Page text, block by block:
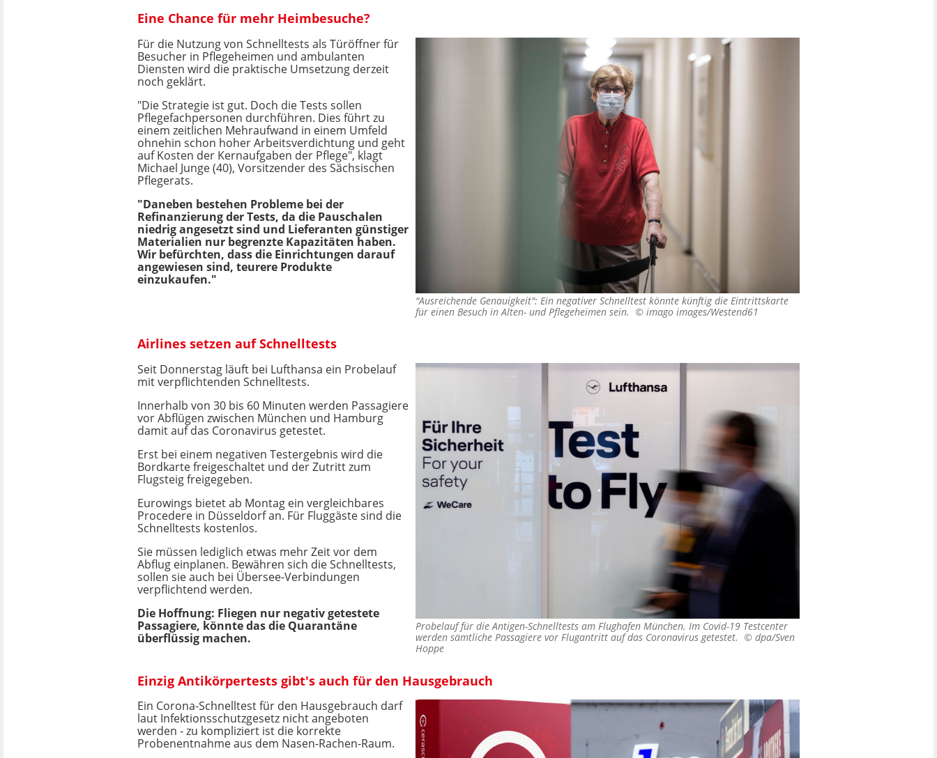
Eine Chance für mehr Heimbesuche?
"Ausreichende Genauigkeit": Ein negativer Schnelltest könnte künftig die Eintrittskarte
für einen Besuch in Alten- und Pflegeheimen sein. © imago images/Westend61
Für die Nutzung von Schnelltests als Türöffner für
Besucher in Pflegeheimen und ambulanten
Diensten wird die praktische Umsetzung derzeit
noch geklärt.
"Die Strategie ist gut. Doch die Tests sollen
Pflegefachpersonen durchführen. Dies führt zu
einem zeitlichen Mehraufwand in einem Umfeld
ohnehin schon hoher Arbeitsverdichtung und geht
auf Kosten der Kernaufgaben der Pflege", klagt
Michael Junge (40), Vorsitzender des Sächsischen
Pflegerats.
"Daneben bestehen Probleme bei der
Refinanzierung der Tests, da die Pauschalen
niedrig angesetzt sind und Lieferanten günstiger
Materialien nur begrenzte Kapazitäten haben.
Wir befürchten, dass die Einrichtungen darauf
angewiesen sind, teurere Produkte
einzukaufen."
Airlines setzen auf Schnelltests
Probelauf für die Antigen-Schnelltests am Flughafen München. Im Covid-19 Testcenter
werden sämtliche Passagiere vor Flugantritt auf das Coronavirus getestet. © dpa/Sven
Hoppe
Seit Donnerstag läuft bei Lufthansa ein Probelauf
mit verpflichtenden Schnelltests.
Innerhalb von 30 bis 60 Minuten werden Passagiere
vor Abflügen zwischen München und Hamburg
damit auf das Coronavirus getestet.
Erst bei einem negativen Testergebnis wird die
Bordkarte freigeschaltet und der Zutritt zum
Flugsteig freigegeben.
Eurowings bietet ab Montag ein vergleichbares
Procedere in Düsseldorf an. Für Fluggäste sind die
Schnelltests kostenlos.
Sie müssen lediglich etwas mehr Zeit vor dem
Abflug einplanen. Bewähren sich die Schnelltests,
sollen sie auch bei Übersee-Verbindungen
verpflichtend werden.
Die Hoffnung: Fliegen nur negativ getestete
Passagiere, könnte das die Quarantäne
überflüssig machen.
Einzig Antikörpertests gibt's auch für den Hausgebrauch
Ein Corona-Schnelltest für den Hausgebrauch darf
laut Infektionsschutzgesetz nicht angeboten
werden - zu kompliziert ist die korrekte
Probenentnahme aus dem Nasen-Rachen-Raum.